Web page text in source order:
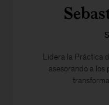
Lidera la Práctica
asesorando a los